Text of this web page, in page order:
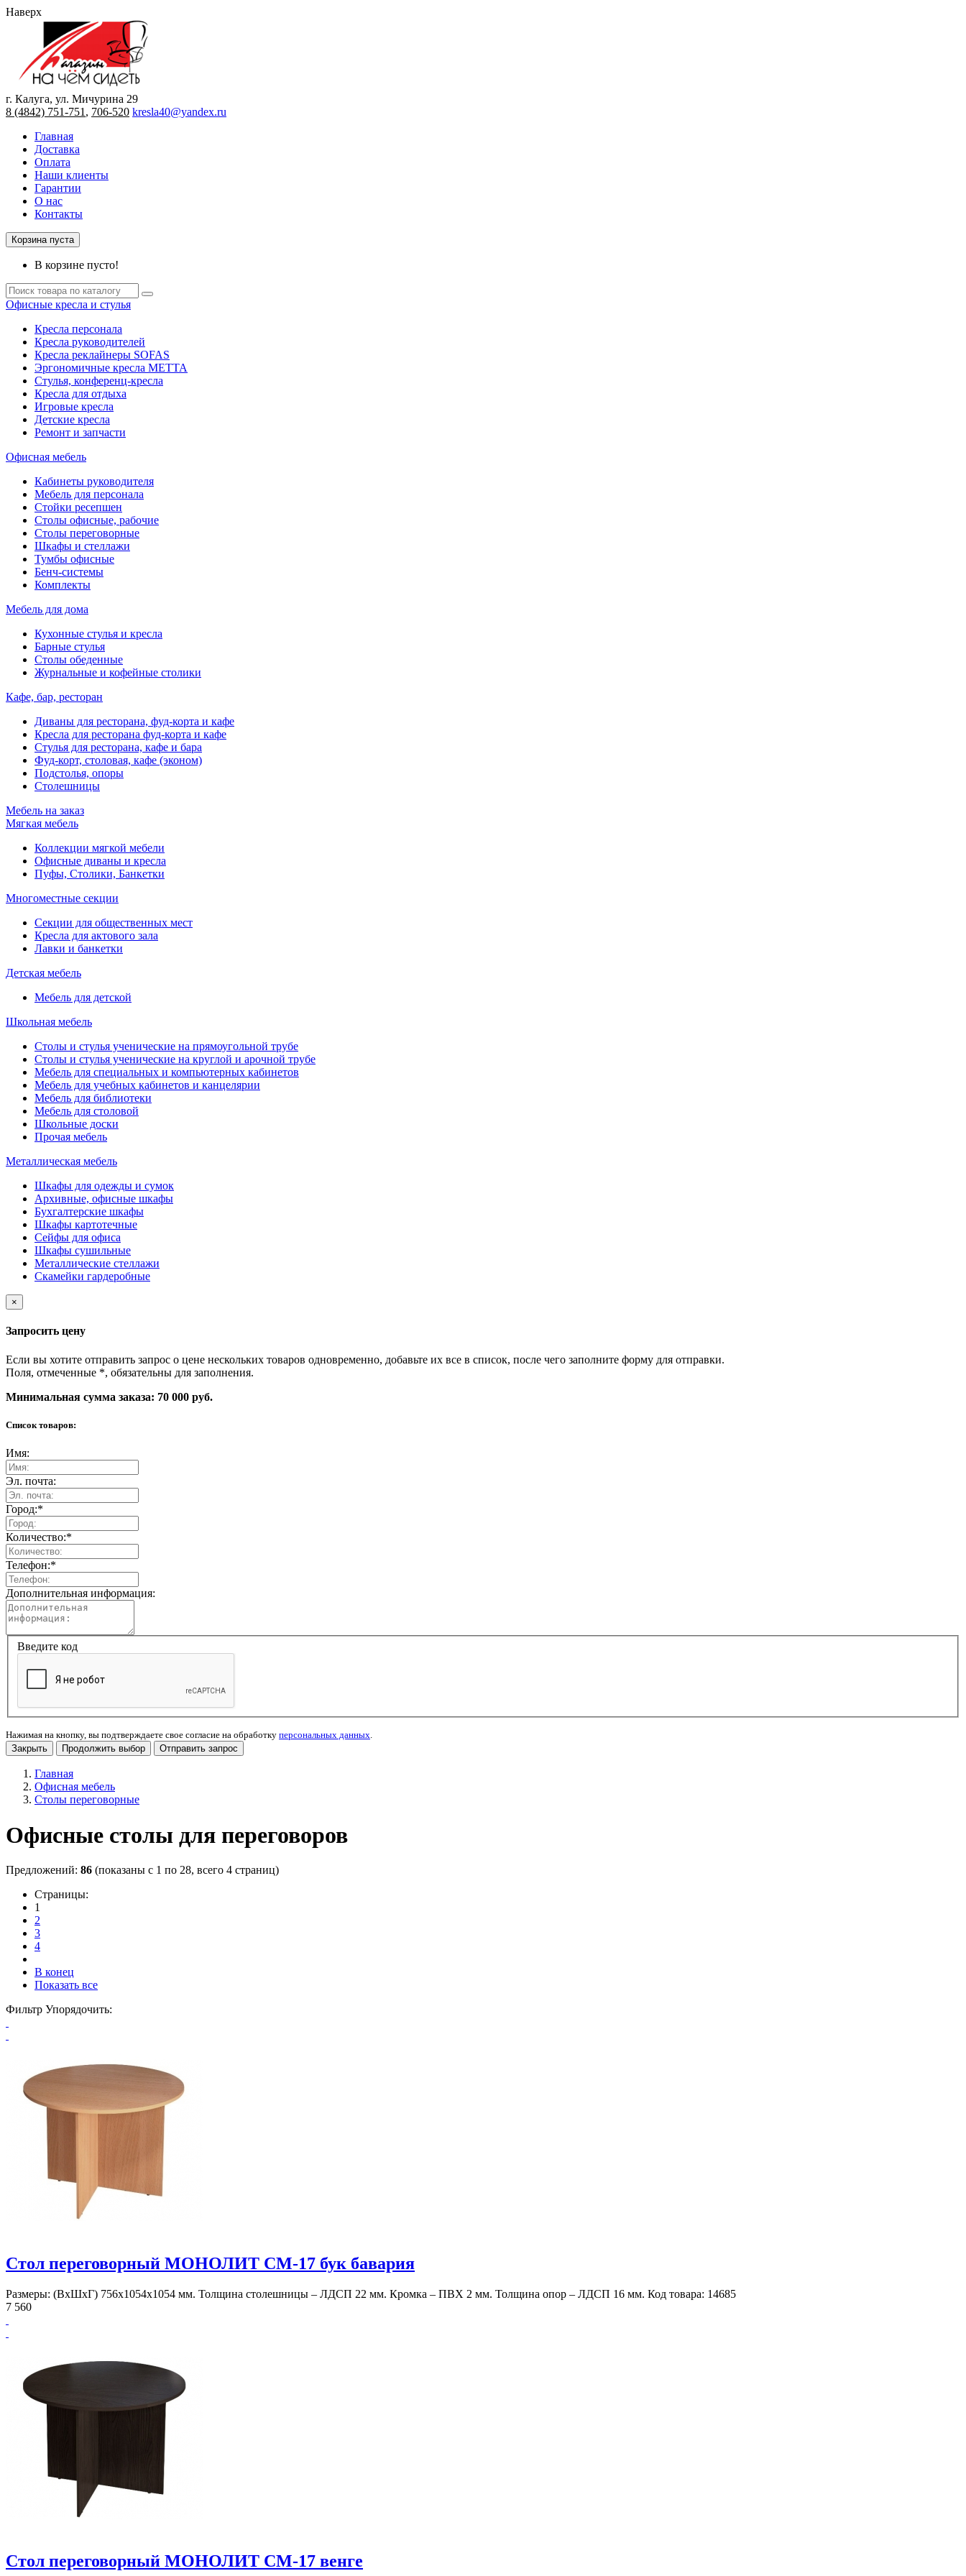
Наверх
г. Калуга, ул. Мичурина 29
8 (4842) 751-751 , 706-520 kresla40@yandex.ru
Главная
Доставка
Оплата
Наши клиенты
Гарантии
О нас
Контакты
Корзина пуста
В корзине пусто!
Офисные кресла и стулья
Кресла персонала
Кресла руководителей
Кресла реклайнеры SOFAS
Эргономичные кресла МЕТТА
Стулья, конференц-кресла
Кресла для отдыха
Игровые кресла
Детские кресла
Ремонт и запчасти
Офисная мебель
Кабинеты руководителя
Мебель для персонала
Стойки ресепшен
Столы офисные, рабочие
Столы переговорные
Шкафы и стеллажи
Тумбы офисные
Бенч-системы
Комплекты
Мебель для дома
Кухонные стулья и кресла
Барные стулья
Столы обеденные
Журнальные и кофейные столики
Кафе, бар, ресторан
Диваны для ресторана, фуд-корта и кафе
Кресла для ресторана фуд-корта и кафе
Стулья для ресторана, кафе и бара
Фуд-корт, столовая, кафе (эконом)
Подстолья, опоры
Столешницы
Мебель на заказ
Мягкая мебель
Коллекции мягкой мебели
Офисные диваны и кресла
Пуфы, Столики, Банкетки
Многоместные секции
Секции для общественных мест
Кресла для актового зала
Лавки и банкетки
Детская мебель
Мебель для детской
Школьная мебель
Столы и стулья ученические на прямоугольной трубе
Столы и стулья ученические на круглой и арочной трубе
Мебель для специальных и компьютерных кабинетов
Мебель для учебных кабинетов и канцелярии
Мебель для библиотеки
Мебель для столовой
Школьные доски
Прочая мебель
Металлическая мебель
Шкафы для одежды и сумок
Архивные, офисные шкафы
Бухгалтерские шкафы
Шкафы картотечные
Сейфы для офиса
Шкафы сушильные
Металлические стеллажи
Скамейки гардеробные
×
Запросить цену
Если вы хотите отправить запрос о цене нескольких товаров одновременно, добавьте их все в список, после чего заполните форму для отправки.
Поля, отмеченные *, обязательны для заполнения.
Минимальная сумма заказа: 70 000 руб.
Список товаров:
Имя:
Эл. почта:
Город:*
Количество:*
Телефон:*
Дополнительная информация:
Введите код
Нажимая на кнопку, вы подтверждаете свое согласие на обработку персональных данных.
Закрыть
Продолжить выбор Отправить запрос
Главная
Офисная мебель
Столы переговорные
Офисные столы для переговоров
Предложений: 86 (показаны с 1 по 28, всего 4 страниц)
Страницы:
1
2
3
4
В конец
Показать все
Фильтр Упорядочить:
Стол переговорный МОНОЛИТ СМ-17 бук бавария
Размеры: (ВхШхГ) 756х1054х1054 мм. Толщина столешницы – ЛДСП 22 мм. Кромка – ПВХ 2 мм. Толщина опор – ЛДСП 16 мм. Код товара: 14685
7 560
Стол переговорный МОНОЛИТ СМ-17 венге